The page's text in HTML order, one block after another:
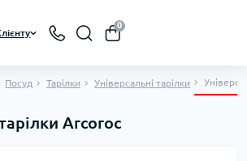
0
Посуд Тарілки Універсальні тарiлки
Arcoroc